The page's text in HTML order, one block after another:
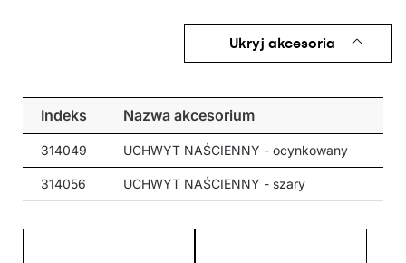
kierunkowymi matrycami LED
Ukryj akcesoria
Indeks Nazwa akcesorium
314049 UCHWYT NAŚCIENNY - ocynkowany
314056 UCHWYT NAŚCIENNY - szary